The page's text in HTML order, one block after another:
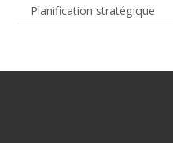
Planification stratégique